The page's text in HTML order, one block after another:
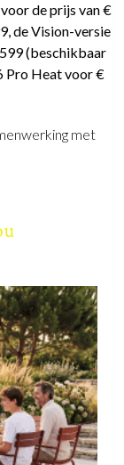
de prijs van €
de Vision-versie
(beschikbaar
Pro Heat voor €
met